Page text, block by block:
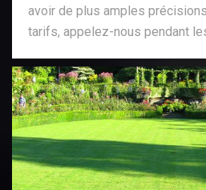
avoir de plus amples
tarifs, appelez-nous pendant